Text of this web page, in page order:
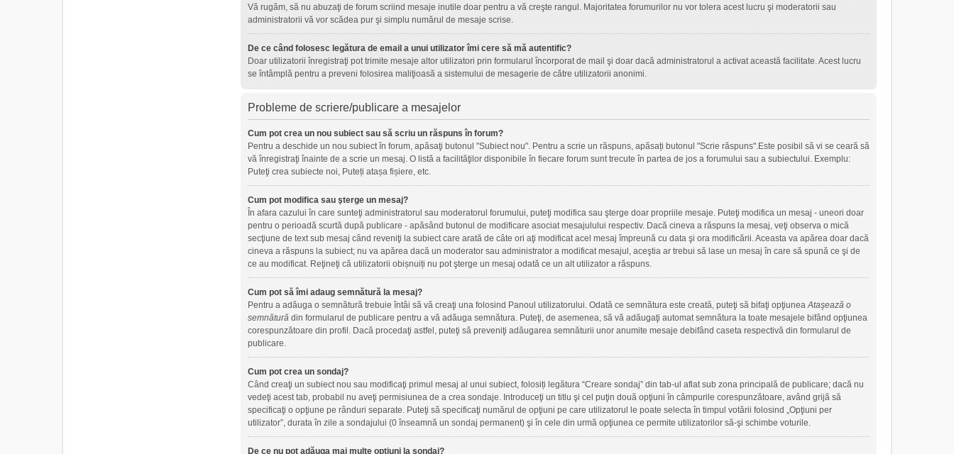
Vă rugăm, să nu abuzaţi de forum scriind mesaje inutile doar pentru a vă creşte rangul. Majoritatea forumurilor nu vor tolera acest lucru şi moderatorii sau
administratorii vă vor scădea pur şi simplu numărul de mesaje scrise.
De ce când folosesc legătura de email a unui utilizator îmi cere să mă autentific?
Doar utilizatorii înregistraţi pot trimite mesaje altor utilizatori prin formularul încorporat de mail şi doar dacă administratorul a activat această facilitate. Acest lucru
se întâmplă pentru a preveni folosirea maliţioasă a sistemului de mesagerie de către utilizatorii anonimi.
Probleme de scriere/publicare a mesajelor
Cum pot crea un nou subiect sau să scriu un răspuns în forum?
Pentru a deschide un nou subiect în forum, apăsaţi butonul "Subiect nou". Pentru a scrie un răspuns, apăsați butonul "Scrie răspuns".Este posibil să vi se ceară să
vă înregistraţi înainte de a scrie un mesaj. O listă a facilităţilor disponibile în fiecare forum sunt trecute în partea de jos a forumului sau a subiectului. Exemplu:
Puteţi crea subiecte noi, Puteți atașa fișiere, etc.
Cum pot modifica sau şterge un mesaj?
În afara cazului în care sunteţi administratorul sau moderatorul forumului, puteţi modifica sau şterge doar propriile mesaje. Puteţi modifica un mesaj - uneori doar
pentru o perioadă scurtă după publicare - apăsând butonul de modificare asociat mesajulului respectiv. Dacă cineva a răspuns la mesaj, veţi observa o mică
secţiune de text sub mesaj când reveniţi la subiect care arată de câte ori aţi modificat acel mesaj împreună cu data şi ora modificării. Aceasta va apărea doar dacă
cineva a răspuns la subiect; nu va apărea dacă un moderator sau administrator a modificat mesajul, aceştia ar trebui să lase un mesaj în care să spună ce şi de
ce au modificat. Reţineţi că utilizatorii obișnuiți nu pot şterge un mesaj odată ce un alt utilizator a răspuns.
Cum pot să îmi adaug semnătură la mesaj?
Pentru a adăuga o semnătură trebuie întâi să vă creaţi una folosind Panoul utilizatorului. Odată ce semnătura este creată, puteţi să bifaţi opţiuneaAtaşează o
semnătură din formularul de publicare pentru a vă adăuga semnătura. Puteţi, de asemenea, să vă adăugaţi automat semnătura la toate mesajele bifând opţiunea
corespunzătoare din profil. Dacă procedaţi astfel, puteţi să preveniţi adăugarea semnăturii unor anumite mesaje debifând caseta respectivă din formularul de
publicare.
Cum pot crea un sondaj?
Când creaţi un subiect nou sau modificaţi primul mesaj al unui subiect, folosiți legătura “Creare sondaj” din tab-ul aflat sub zona principală de publicare; dacă nu
vedeţi acest tab, probabil nu aveţi permisiunea de a crea sondaje. Introduceţi un titlu şi cel puţin două opţiuni în câmpurile corespunzătoare, având grijă să
specificaţi o opţiune pe rânduri separate. Puteţi să specificaţi numărul de opţiuni pe care utilizatorul le poate selecta în timpul votării folosind „Opţiuni per
utilizator”, durata în zile a sondajului (0 înseamnă un sondaj permanent) şi în cele din urmă opţiunea ce permite utilizatorilor să-şi schimbe voturile.
De ce nu pot adăuga mai multe opţiuni la sondaj?